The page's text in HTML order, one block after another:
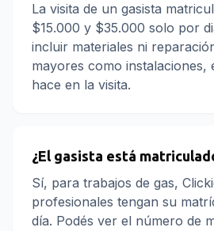
La visita de un gasista
$15.000 y $35.000 solo por
incluir materiales ni
mayores como instalaciones,
hace en la visita.
¿El gasista está
Sí, para trabajos de gas,
profesionales tengan su
día. Podés ver el número de